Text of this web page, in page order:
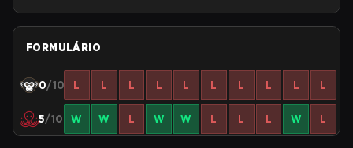
FORMULÁRIO
0/10 L L L L L L L L L L
5/10 W W L W W L L L W L